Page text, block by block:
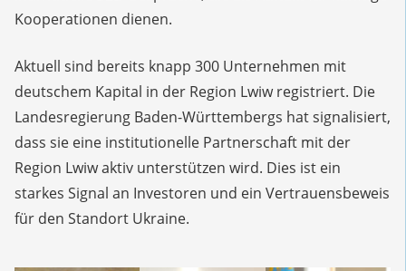
Kooperationen dienen.
Aktuell sind bereits knapp 300 Unternehmen mit
deutschem Kapital in der Region Lwiw registriert. Die
Landesregierung Baden-Württembergs hat signalisiert,
dass sie eine institutionelle Partnerschaft mit der
Region Lwiw aktiv unterstützen wird. Dies ist ein
starkes Signal an Investoren und ein Vertrauensbeweis
für den Standort Ukraine.